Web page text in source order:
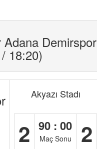
Adana Demirspor
18:20)
Akyazı Stadı
2 90 : 00
Maç Sonu 2